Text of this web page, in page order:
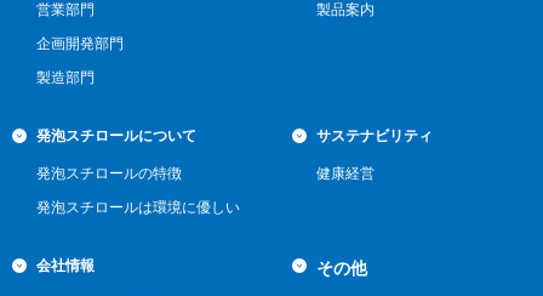
営業部門
企画開発部門
製造部門
製品案内
発泡スチロールについて
発泡スチロールの特徴
発泡スチロールは環境に優しい
サステナビリティ
健康経営
会社情報 その他